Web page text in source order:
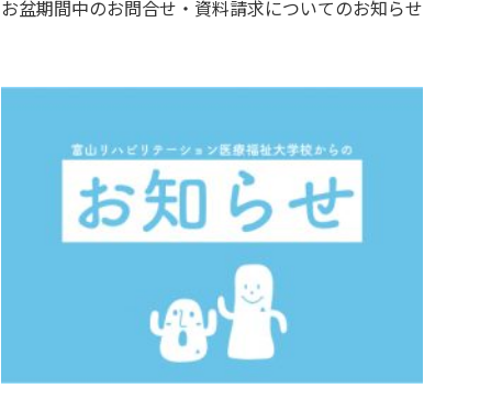
お盆期間中のお問合せ・資料請求についてのお知らせ